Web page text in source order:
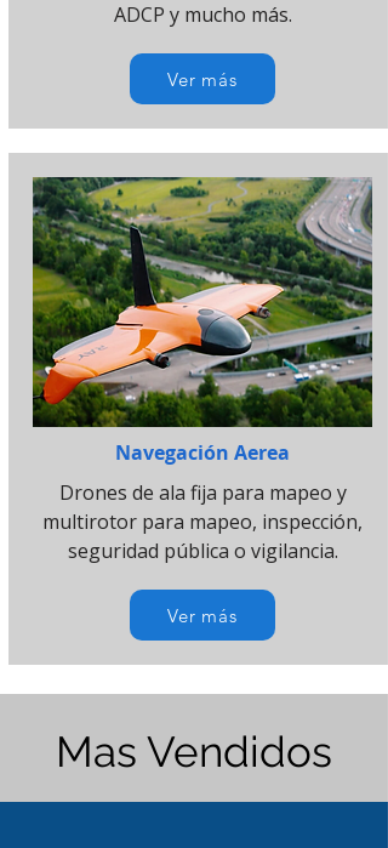
ADCP y mucho más.
Ver más
Navegación Aerea
Drones de ala fija para mapeo y
multirotor para mapeo, inspección,
seguridad pública o vigilancia.
Ver más
Mas Vendidos